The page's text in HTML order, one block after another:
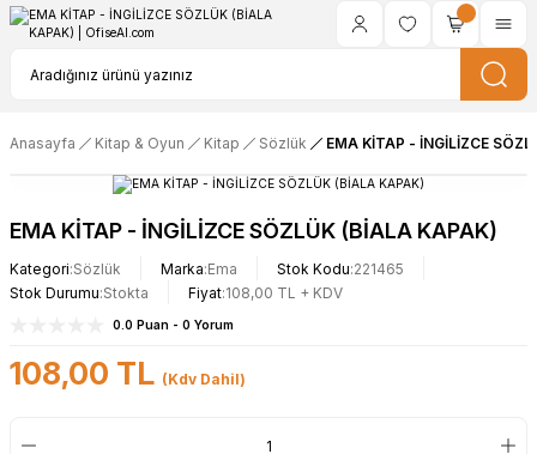
Anasayfa Kitap & Oyun Kitap Sözlük EMA KİTAP - İNGİLİZCE
EMA KİTAP - İNGİLİZCE SÖZLÜK (BİALA KAPAK)
Kategori Sözlük Marka Ema Stok Kodu 221465
Stok Durumu Stokta Fiyat 108,00 TL + KDV
0.0 Puan - 0 Yorum
108,00 TL (Kdv Dahil)